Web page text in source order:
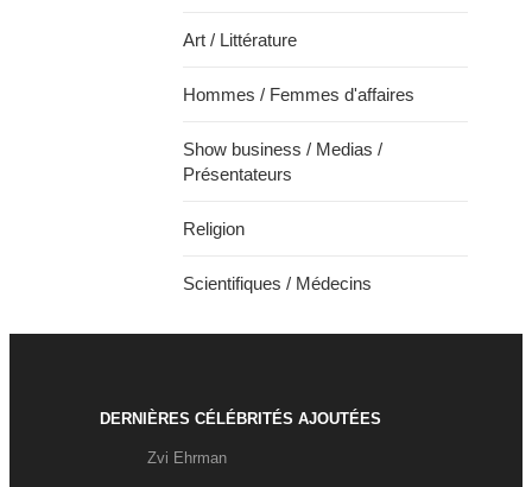
Art / Littérature
Hommes / Femmes d'affaires
Show business / Medias /
Présentateurs
Religion
Scientifiques / Médecins
DERNIÈRES CÉLÉBRITÉS AJOUTÉES
Zvi Ehrman